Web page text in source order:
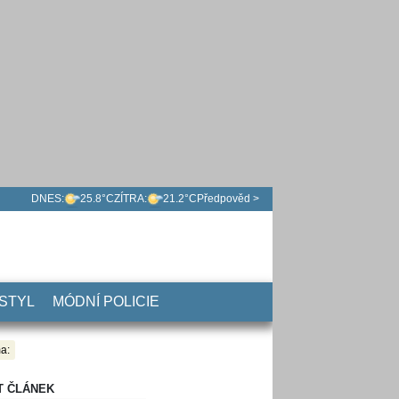
DNES: 25.8°CZÍTRA: 21.2°C Předpověd >
MÓDNÍ POLICIE
ČLÁNEK